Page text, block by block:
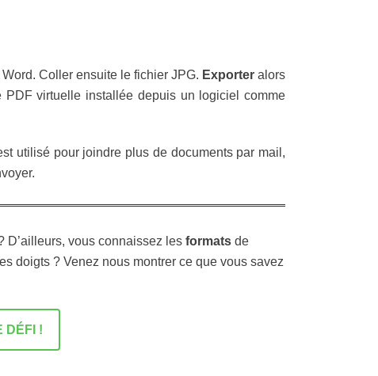
Coller ensuite le fichier JPG. Exporteralors
virtuelle installée depuis un logiciel comme
utilisé pour joindre plus de documents par mail,
D’ailleurs, vous connaissez les formats de
doigts ? Venez nous montrer ce que vous savez
DÉFI !